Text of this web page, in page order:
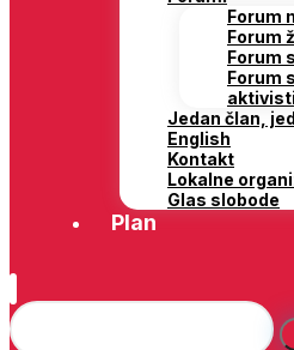
Forum
Forum
Forum
Forum
Jedan član,
English
Kontakt
Lokalne
Glas slobode
Plan